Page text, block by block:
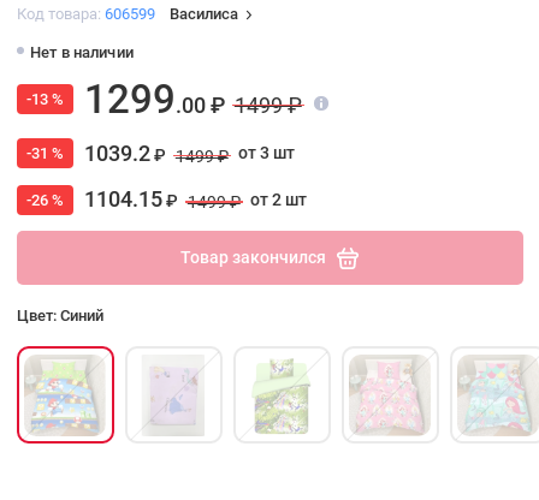
Код товара: 606599 Василиса
Нет в наличии
-13 % 1299.00 ₽ 1499 ₽
-31 % 1039.2₽ 1499 ₽ от 3 шт
-26 % 1104.15₽ 1499 ₽ от 2 шт
Товар закончился
Цвет: Синий